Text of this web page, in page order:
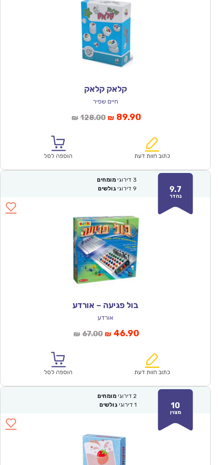
קלאק קלאק
חיים שפיר
₪ 128.00המחיר
₪128.00.
₪ 89.90המחיר
הוא:
כתוב חוות דעת הוספה לסל
9.7
נהדר
3 דירוגי מומחים
9 דירוגי גולשים
בול פגיעה – אורדע
אורדע
₪ 67.00המחיר
₪67.00.
₪ 46.90המחיר
הוא:
כתוב חוות דעת הוספה לסל
10
מצוין
2 דירוגי מומחים
1 דירוגי גולשים